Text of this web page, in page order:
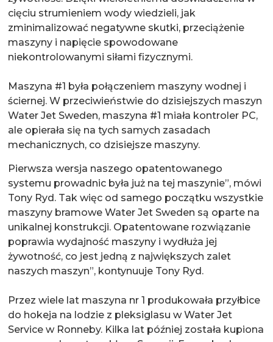
cięciu strumieniem wody wiedzieli, jak
zminimalizować negatywne skutki, przeciążenie
maszyny i napięcie spowodowane
niekontrolowanymi siłami fizycznymi.
Maszyna #1 była połączeniem maszyny wodnej i
ściernej. W przeciwieństwie do dzisiejszych maszyn
Water Jet Sweden, maszyna #1 miała kontroler PC,
ale opierała się na tych samych zasadach
mechanicznych, co dzisiejsze maszyny.
Pierwsza wersja naszego opatentowanego
systemu prowadnic była już na tej maszynie”, mówi
Tony Ryd. Tak więc od samego początku wszystkie
maszyny bramowe Water Jet Sweden są oparte na
unikalnej konstrukcji. Opatentowane rozwiązanie
poprawia wydajność maszyny i wydłuża jej
żywotność, co jest jedną z największych zalet
naszych maszyn”, kontynuuje Tony Ryd.
Przez wiele lat maszyna nr 1 produkowała przyłbice
do hokeja na lodzie z pleksiglasu w Water Jet
Service w Ronneby. Kilka lat później została kupiona